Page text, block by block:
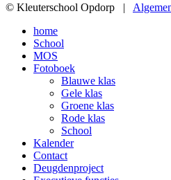
© Kleuterschool Opdorp |
home
School
MOS
Fotoboek
Blauwe klas
Gele klas
Groene klas
Rode klas
School
Kalender
Contact
Deugdenproject